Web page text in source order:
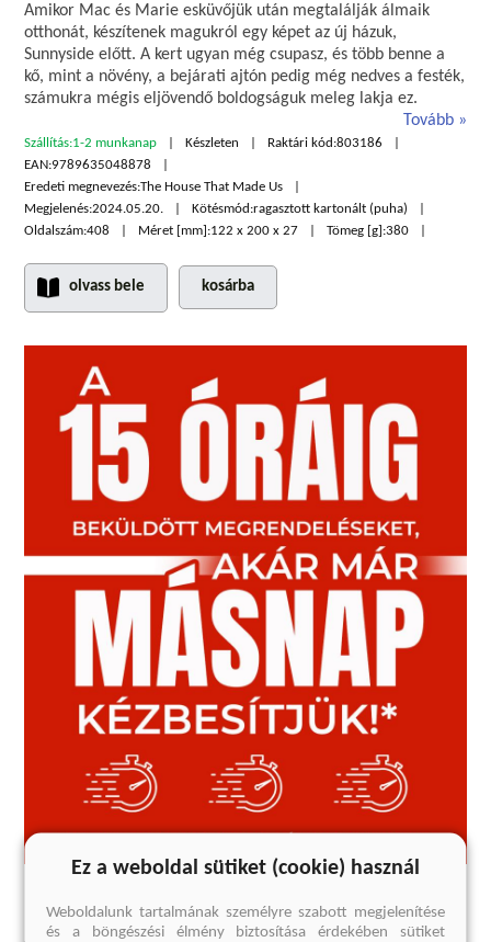
Amikor Mac és Marie esküvőjük után megtalálják álmaik
otthonát, készítenek magukról egy képet az új házuk,
Sunnyside előtt. A kert ugyan még csupasz, és több benne a
kő, mint a növény, a bejárati ajtón pedig még nedves a festék,
számukra mégis eljövendő boldogságuk meleg lakja ez.
Tovább
Szállítás:1-2 munkanap Készleten Raktári kód:803186
EAN:9789635048878
Eredeti megnevezés:The House That Made Us
Megjelenés:2024.05.20. Kötésmód:ragasztott kartonált (puha)
Oldalszám:408 Méret [mm]:122 x 200 x 27 Tömeg [g]:380
olvass bele kosárba
Ez a weboldal sütiket (cookie) használ
Weboldalunk tartalmának személyre szabott megjelenítése
és a böngészési élmény biztosítása érdekében sütiket